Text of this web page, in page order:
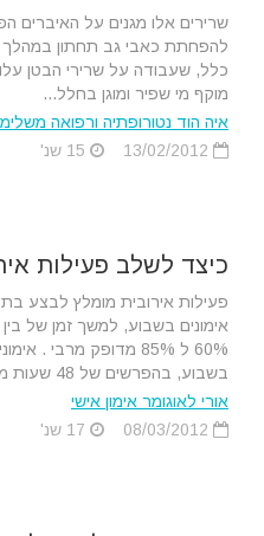
שרירים אלו מגנים על האיברים
להפחתת כאבי גב תחתון במהלך
כלל, שעבודה על שרירי הבטן
מוקף מי שפיר ומוגן בחלל...
איה הוד נטורופתיה ורפואה
כיצד לשלב פעילות
פעילות אירובית מומלץ לבצע
בשבוע, בהפרשים של 48 שעות מנוחה בין...
אורי לאוגומר אימון אישי